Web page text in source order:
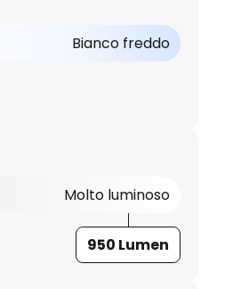
Bianco freddo
Molto luminoso
950 Lumen